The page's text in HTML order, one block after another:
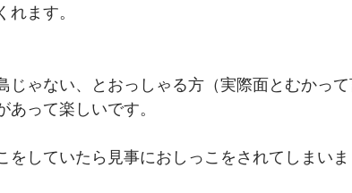
ます。
ゃない、とおっしゃる方（実際面とむかって
って楽しいです。
していたら見事におしっこをされてしまいま